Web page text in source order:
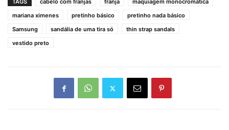
TAGS cabelo com franjas franja
maquiagem monocromática
mariana ximenes
pretinho básico
pretinho nada básico
Samsung
sandália de uma tira só
thin strap sandals
vestido preto